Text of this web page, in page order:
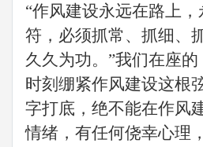
“作风建设永远在路上
符，必须抓常、抓细、
久久为功。”我们在座
时刻绷紧作风建设这根
字打底，绝不能在作风
情绪，有任何侥幸心理